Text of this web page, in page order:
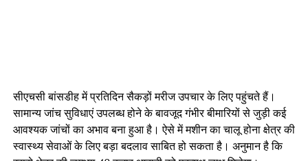
सीएचसी बांसडीह में प्रतिदिन सैकड़ों मरीज उपचार के लिए पहुंचते हैं।
सामान्य जांच सुविधाएं उपलब्ध होने के बावजूद गंभीर बीमारियों से जुड़ी कई
आवश्यक जांचों का अभाव बना हुआ है। ऐसे में मशीन का चालू होना क्षेत्र की
स्वास्थ्य सेवाओं के लिए बड़ा बदलाव साबित हो सकता है। अनुमान है कि